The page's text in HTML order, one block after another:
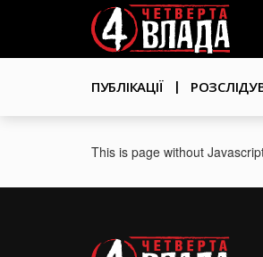
вмісту
User
account
menu
Основна
навіґація
ПУБЛІКАЦІЇ
This is page without